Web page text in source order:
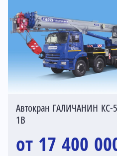
Автокран ГАЛИЧАНИН КС-
1В
от 17 400